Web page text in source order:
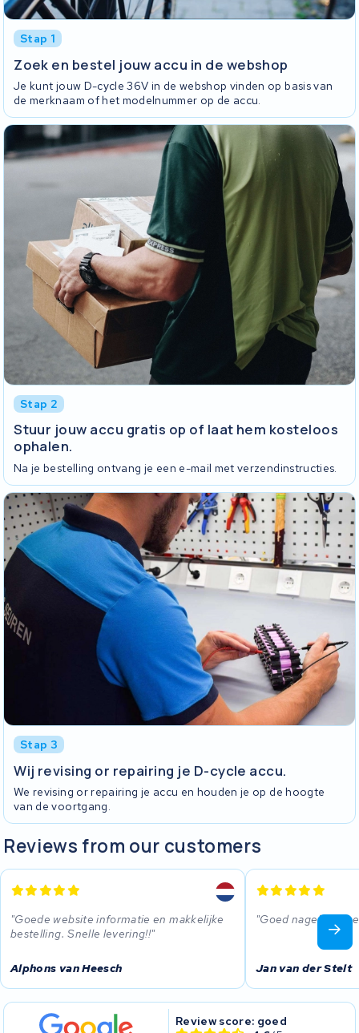
Stap 1
Zoek en bestel jouw accu in de webshop
Je kunt jouw D-cycle 36V in de webshop vinden op basis van
de merknaam of het modelnummer op de accu.
Stap 2
Stuur jouw accu gratis op of laat hem kosteloos
ophalen.
Na je bestelling ontvang je een e-mail met verzendinstructies.
Stap 3
Wij revising or repairing je D-cycle accu.
We revising or repairing je accu en houden je op de hoogte
van de voortgang.
Reviews from our customers
Goede website informatie en makkelijke
bestelling. Snelle levering!!
Alphons van Heesch
Goed nagekeken
Jan van der Stelt
Review score: goed